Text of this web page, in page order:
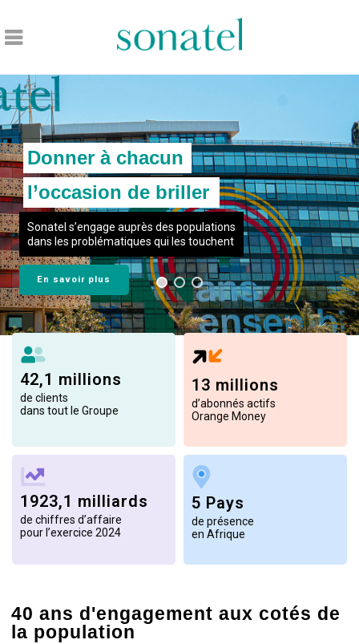
Accueil
Donner à chacun
l’occasion de briller
Sonatel s’engage auprès des populations
dans les problématiques qui les touchent
En savoir plus
42,1 millions
de clients
dans tout le Groupe
13 millions
d’abonnés actifs
Orange Money
1923,1 milliards
de chiffres d’affaire
pour l’exercice 2024
5 Pays
de présence
en Afrique
40 ans d'engagement aux cotés de
la population